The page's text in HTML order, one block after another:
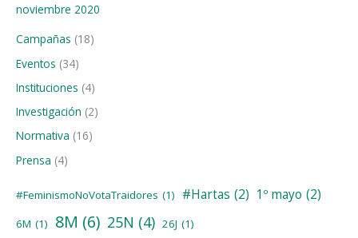
noviembre 2020
Campañas (18)
Eventos (34)
Instituciones (4)
Investigación (2)
Normativa (16)
Prensa (4)
#FeminismoNoVotaTraidores (1) #Hartas (2) 1º mayo (2)
6M (1) 8M (6) 25N (4) 26J (1)